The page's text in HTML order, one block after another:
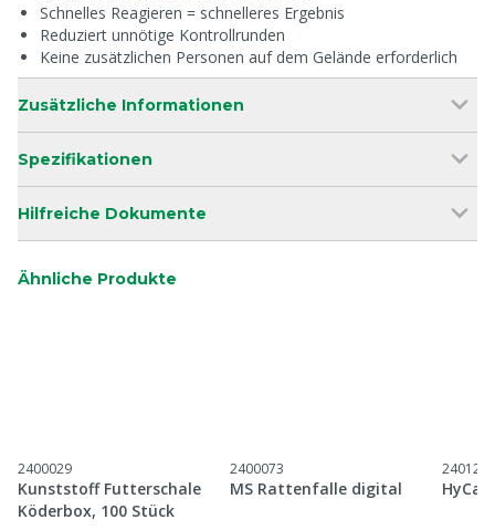
Schnelles Reagieren = schnelleres Ergebnis
Reduziert unnötige Kontrollrunden
Keine zusätzlichen Personen auf dem Gelände erforderlich
Zusätzliche Informationen
Spezifikationen
Hilfreiche Dokumente
Ähnliche Produkte
2400029
Kunststoff Futterschale
Köderbox, 100 Stück
2400073
MS Rattenfalle digital
2401229